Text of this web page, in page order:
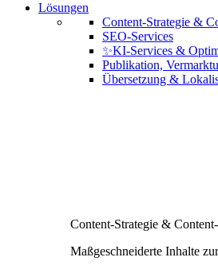
Lösungen
Content-Strategie &
SEO-Services
✨KI-Services &
Publikation,
Übersetzung &
Content-Strategie &
Maßgeschneiderte Inhalte